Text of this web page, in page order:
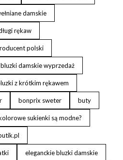
damskie
rękaw
polski
bluzki damskie wyprzedaż
z krótkim rękawem
bonprix sweter buty
sukienki są modne?
eleganckie bluzki damskie